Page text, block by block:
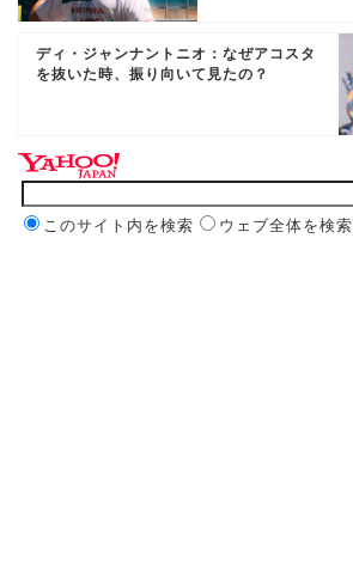
ディ・ジャンナントニオ：なぜアコスタ
を抜いた時、振り向いて見たの？
このサイト内を検索 ウェブ全体を検索